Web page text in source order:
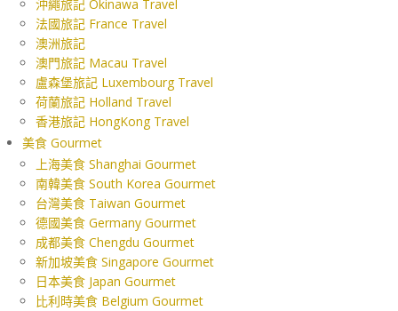
沖繩旅記 Okinawa Travel
法國旅記 France Travel
澳洲旅記
澳門旅記 Macau Travel
盧森堡旅記 Luxembourg Travel
荷蘭旅記 Holland Travel
香港旅記 HongKong Travel
美食 Gourmet
上海美食 Shanghai Gourmet
南韓美食 South Korea Gourmet
台灣美食 Taiwan Gourmet
德國美食 Germany Gourmet
成都美食 Chengdu Gourmet
新加坡美食 Singapore Gourmet
日本美食 Japan Gourmet
比利時美食 Belgium Gourmet